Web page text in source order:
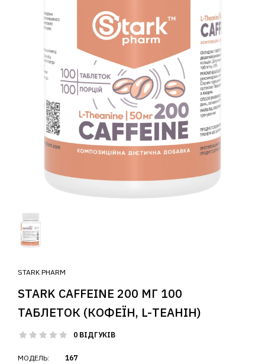
STARK PHARM
STARK CAFFEINE 200 МГ 100
ТАБЛЕТОК (КОФЕЇН, L-ТЕАНІН)
0 ВІДГУКІВ
МОДЕЛЬ: 167